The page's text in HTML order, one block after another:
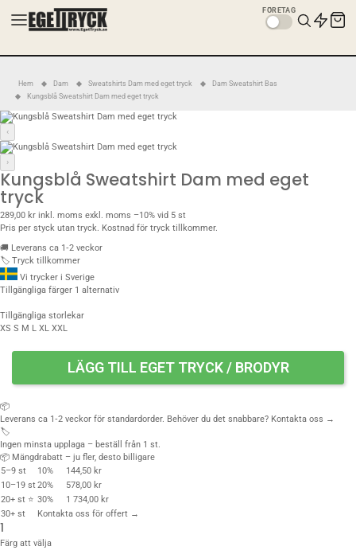
FÖRETAG
Hem Dam Sweatshirts Dam med eget tryck
Dam Sweatshirt Bas
Kungsblå Sweatshirt Dam med eget tryck
‹
›
Kungsblå Sweatshirt Dam med eget
tryck
289,00 kr inkl. moms exkl. moms –10% vid 5 st
Pris per styck utan tryck. Kostnad för tryck tillkommer.
🚚 Leverans ca 1‑2 veckor
🏷️ Tryck tillkommer
Vi trycker i Sverige
Tillgängliga färger 1 alternativ
Tillgängliga storlekar
XS S M L XL XXL
LÄGG TILL EGET TRYCK / BRODYR
📦
Leverans ca 1‑2 veckor för standardorder. Behöver du det snabbare? Kontakta oss →
🏷️
Ingen minsta upplaga – beställ från 1 st.
📦 Mängdrabatt – ju fler, desto billigare
5–9 st
10%
144,50 kr
10–19 st20%
578,00 kr
20+ st ⭐ 30%
1 734,00 kr
30+ st
Kontakta oss för offert →
1
Färg att välja